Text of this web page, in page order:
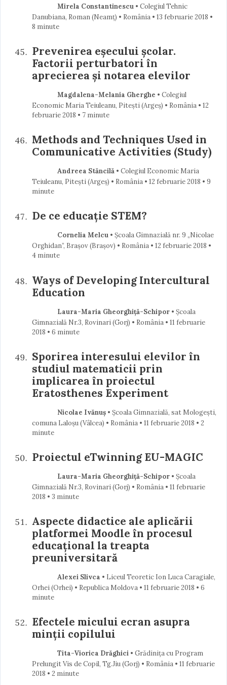
Mirela Constantinescu• Colegiul Tehnic
Danubiana, Roman (Neamţ) • România
13 februarie 2018 •
8 minute
Prevenirea eșecului școlar.
Factorii perturbatori în
aprecierea și notarea elevilor
Magdalena-Melania Gherghe • Colegiul
Economic Maria Teiuleanu, Pitești (Argeş) • România
12
februarie 2018 • 7 minute
Methods and Techniques Used in
Communicative Activities (Study)
Andreea Stăncilă• Colegiul Economic Maria
Teiuleanu, Pitești (Argeş) • România
12 februarie 2018 • 9
minute
De ce educație STEM?
Cornelia Melcu• Școala Gimnazială nr. 9 „Nicolae
Orghidan”, Brașov (Braşov) • România
12 februarie 2018 •
4 minute
Ways of Developing Intercultural
Education
Laura-Maria Gheorghiță-Schipor• Școala
Gimnazială Nr.3, Rovinari (Gorj) • România
11 februarie
2018 • 6 minute
Sporirea interesului elevilor în
studiul matematicii prin
implicarea în proiectul
Eratosthenes Experiment
Nicolae Ivănuș• Școala Gimnazială, sat Mologești,
comuna Laloșu (Vâlcea) • România
11 februarie 2018 • 2
minute
Proiectul eTwinning EU-MAGIC
Laura-Maria Gheorghiță-Schipor• Școala
Gimnazială Nr.3, Rovinari (Gorj) • România
11 februarie
2018 • 3 minute
Aspecte didactice ale aplicării
platformei Moodle în procesul
educațional la treapta
preuniversitară
Alexei Slivca • Liceul Teoretic Ion Luca Caragiale,
Orhei (Orhei) • Republica Moldova
11 februarie 2018 • 6
minute
Efectele micului ecran asupra
minții copilului
Tita-Viorica Drăghici• Grădinița cu Program
Prelungit Vis de Copil, Tg.Jiu (Gorj) • România
11 februarie
2018 • 2 minute